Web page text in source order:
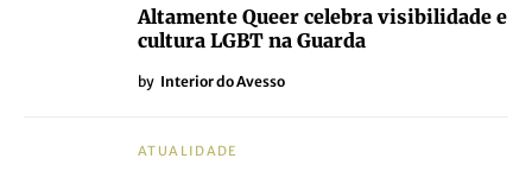
Altamente Queer celebra visibilidade e
cultura LGBT na Guarda
by Interior do Avesso
ATUALIDADE